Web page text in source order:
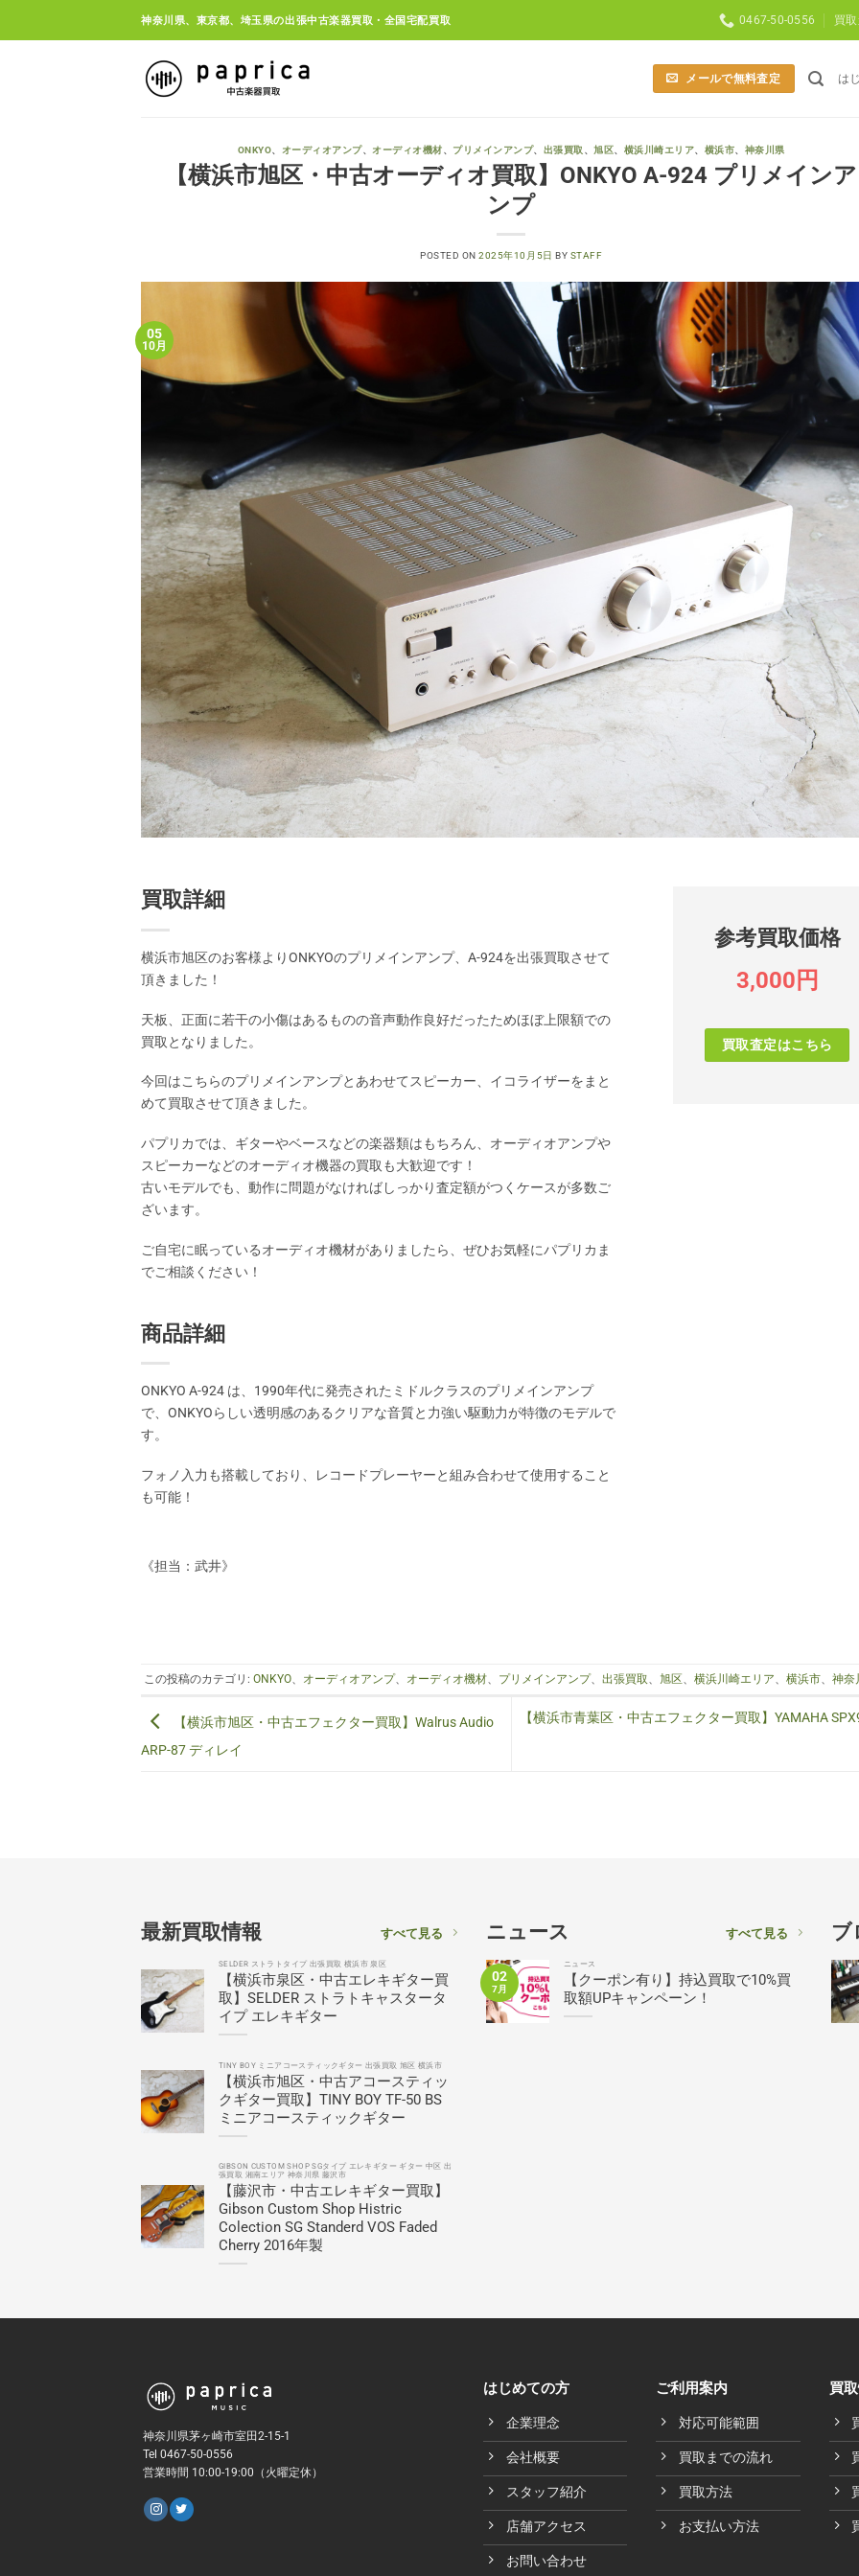
神奈川県、東京都、埼玉県の出張中古楽器買取・全国宅配買取 0467-50-0556 買
メールで無料査定 は
ONKYO オーディオアンプ、 オーディオ機材 プリメインアンプ、 出張買取 、旭区 横浜川崎エリア 横浜市 神奈川県
【横浜市旭区・中古オーディオ買取】ONKYO A-924 プリメインア
ンプ
POSTED ON2025年10月5日 BY STAFF
05
10月
買取詳細
横浜市旭区のお客様よりONKYOのプリメインアンプ、A-924を出張買取させて
頂きました！
天板、正面に若干の小傷はあるものの音声動作良好だったためほぼ上限額での
買取となりました。
今回はこちらのプリメインアンプとあわせてスピーカー、イコライザーをまと
めて買取させて頂きました。
パプリカでは、ギターやベースなどの楽器類はもちろん、オーディオアンプや
スピーカーなどのオーディオ機器の買取も大歓迎です！
古いモデルでも、動作に問題がなければしっかり査定額がつくケースが多数ご
ざいます。
ご自宅に眠っているオーディオ機材がありましたら、ぜひお気軽にパプリカま
でご相談ください！
商品詳細
ONKYO A-924 は、1990年代に発売されたミドルクラスのプリメインアンプ
で、ONKYOらしい透明感のあるクリアな音質と力強い駆動力が特徴のモデルで
す。
フォノ入力も搭載しており、レコードプレーヤーと組み合わせて使用すること
も可能！
《担当：武井》
参考買取価格
3,000円
買取査定はこちら
この投稿のカテゴリ:ONKYO オーディオアンプ、 オーディオ機材 プリメインアンプ、出張買取 、旭区 、横浜川崎エリア 、横浜市 、神奈
【横浜市旭区・中古エフェクター買取】Walrus Audio
ARP-87 ディレイ
【横浜市青葉区・中古エフェクター買取】YAMAHA
最新買取情報 すべて見る
SELDER ストラトタイプ 出張買取 横浜市 泉区
【横浜市泉区・中古エレキギター買
取】SELDER ストラトキャスタータ
イプ エレキギター
TINY BOY ミニアコースティックギター 出張買取 旭区 横浜市
【横浜市旭区・中古アコースティッ
クギター買取】TINY BOY TF-50 BS
ミニアコースティックギター
GIBSON CUSTOM SHOP SGタイプ エレキギター ギター 中区 出
張買取 湘南エリア 神奈川県 藤沢市
【藤沢市・中古エレキギター買取】
Gibson Custom Shop Histric
Colection SG Standerd VOS Faded
Cherry 2016年製
ニュース すべて見る
ニュース
【クーポン有り】持込買取で10%買
取額UPキャンペーン！
02
7月
ブ
神奈川県茅ヶ崎市室田2-15-1
Tel 0467-50-0556
営業時間 10:00-19:00（火曜定休）
はじめての方
企業理念
会社概要
スタッフ紹介
店舗アクセス
お問い合わせ
ご利用案内
対応可能範囲
買取までの流れ
買取方法
お支払い方法
買